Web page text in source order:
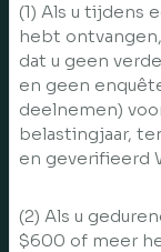
(1) Als u tijdens
hebt
dat u geen
en geen
deelnemen)
belastingjaar,
en geverifieerd
(2) Als u
$600 of meer